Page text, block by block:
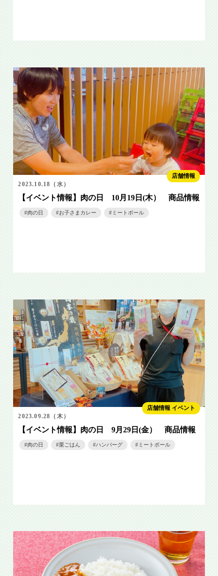
店舗情報
2023.10.18（水）
【イベント情報】肉の日 10月19日(木） 商品情報
肉の日 お子さまカレー ミートボール
店舗情報 イベント
2023.09.28（木）
【イベント情報】肉の日 9月29日(金） 商品情報
肉の日 栗ごはん ハンバーグ ミートボール